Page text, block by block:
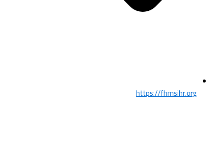
https://fhmsihr.org